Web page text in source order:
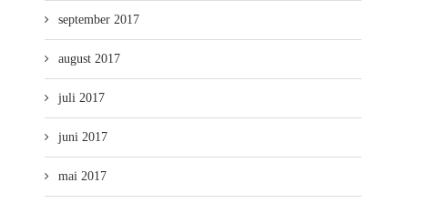
september 2017
august 2017
juli 2017
juni 2017
mai 2017